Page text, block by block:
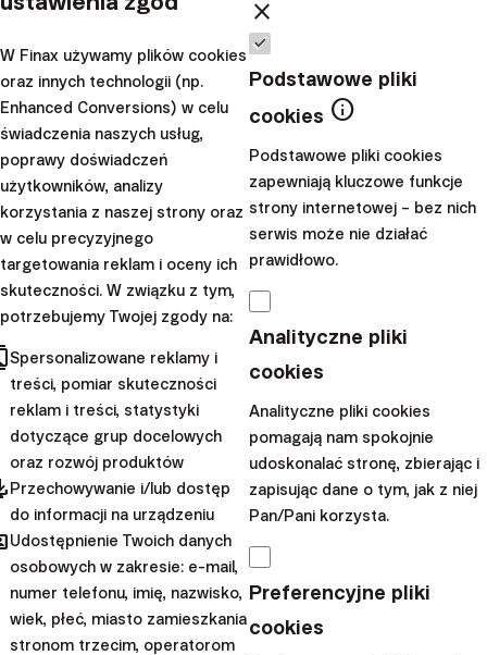
finansowe
W kolejnym webinarze z
serii „Inwestowanie od
działają fundusze ETF i inne
najpopularniejsze
instrumenty finansowe.
Finanse osobiste
funduszy ETF:
Przewodnik dla
początkujących
W naszych strategiach
spotykasz się z jednym
konkretnym instrumentem
W Finax używamy plików cookies
oraz innych technologii (np.
Enhanced Conversions) w celu
świadczenia naszych usług,
poprawy doświadczeń
użytkowników, analizy
korzystania z naszej strony oraz
w celu precyzyjnego
targetowania reklam i oceny ich
skuteczności. W związku z tym,
potrzebujemy Twojej zgody na:
Spersonalizowane reklamy i
treści, pomiar skuteczności
reklam i treści, statystyki
dotyczące grup docelowych
oraz rozwój produktów
Przechowywanie i/lub dostęp
do informacji na urządzeniu
Udostępnienie Twoich danych
osobowych w zakresie: e-mail,
numer telefonu, imię, nazwisko,
wiek, płeć, miasto zamieszkania
stronom trzecim, operatorom
close
Podstawowe pliki
cookies info
Podstawowe pliki cookies
zapewniają kluczowe funkcje
strony internetowej – bez nich
serwis może nie działać
prawidłowo.
Analityczne pliki
cookies
Analityczne pliki cookies
pomagają nam spokojnie
udoskonalać stronę, zbierając i
zapisując dane o tym, jak z niej
Pan/Pani korzysta.
Preferencyjne pliki
cookies